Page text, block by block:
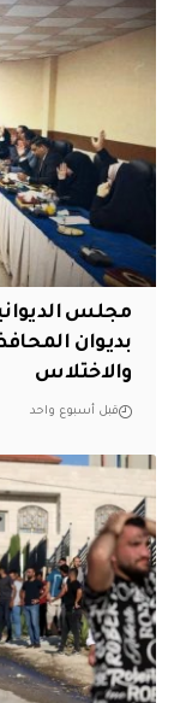
مجلس
بديوان
والاختلاس
قبل أسبوع واحد